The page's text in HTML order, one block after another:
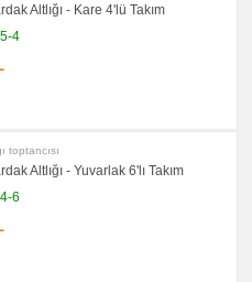
Altlığı - Kare 4'lü Takım
4
toptancısı
Altlığı - Yuvarlak 6'lı Takım
6